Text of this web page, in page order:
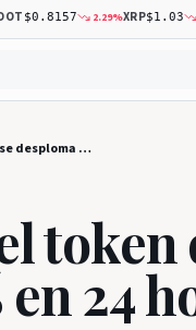
2.29%XRP$1.03 2.02%
ADA en picada: el token de Cardano se desploma un 7% en 24 horas y pierde soportes clave
token
24